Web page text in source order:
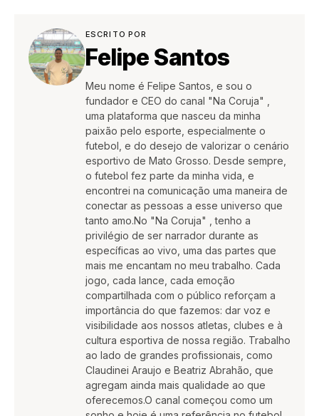
ESCRITO POR
Felipe Santos
Meu nome é Felipe Santos, e sou o
fundador e CEO do canal "Na Coruja" ,
uma plataforma que nasceu da minha
paixão pelo esporte, especialmente o
futebol, e do desejo de valorizar o cenário
esportivo de Mato Grosso. Desde sempre,
o futebol fez parte da minha vida, e
encontrei na comunicação uma maneira de
conectar as pessoas a esse universo que
tanto amo.No "Na Coruja" , tenho a
privilégio de ser narrador durante as
específicas ao vivo, uma das partes que
mais me encantam no meu trabalho. Cada
jogo, cada lance, cada emoção
compartilhada com o público reforçam a
importância do que fazemos: dar voz e
visibilidade aos nossos atletas, clubes e à
cultura esportiva de nossa região. Trabalho
ao lado de grandes profissionais, como
Claudinei Araujo e Beatriz Abrahão, que
agregam ainda mais qualidade ao que
oferecemos.O canal começou como um